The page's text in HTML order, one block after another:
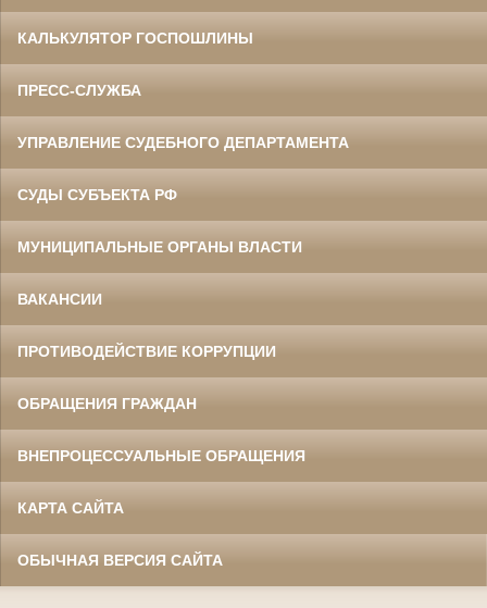
КАЛЬКУЛЯТОР ГОСПОШЛИНЫ
ПРЕСС-СЛУЖБА
УПРАВЛЕНИЕ СУДЕБНОГО ДЕПАРТАМЕНТА
СУДЫ СУБЪЕКТА РФ
МУНИЦИПАЛЬНЫЕ ОРГАНЫ ВЛАСТИ
ВАКАНСИИ
ПРОТИВОДЕЙСТВИЕ КОРРУПЦИИ
ОБРАЩЕНИЯ ГРАЖДАН
ВНЕПРОЦЕССУАЛЬНЫЕ ОБРАЩЕНИЯ
КАРТА САЙТА
ОБЫЧНАЯ ВЕРСИЯ САЙТА